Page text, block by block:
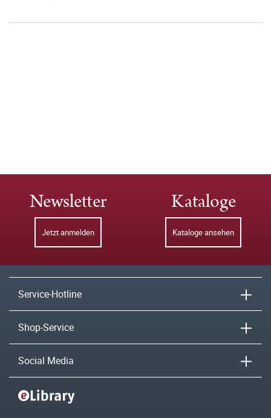
Newsletter
Jetzt anmelden
Kataloge
Kataloge ansehen
Service-Hotline
Shop-Service
Social Media